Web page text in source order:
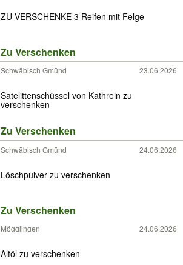
ZU VERSCHENKE 3 Reifen mit Felge
Zu Verschenken
Schwäbisch Gmünd 23.06.2026
Satelittenschüssel von Kathrein zu
verschenken
Zu Verschenken
Schwäbisch Gmünd 24.06.2026
Löschpulver zu verschenken
Zu Verschenken
Mögglingen 24.06.2026
Altöl zu verschenken